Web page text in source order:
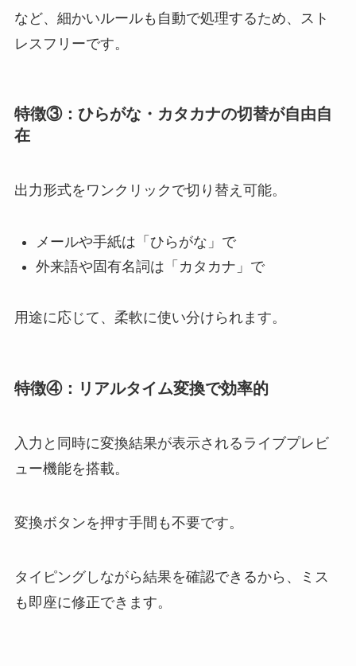
など、細かいルールも自動で処理するため、スト
レスフリーです。
特徴③：ひらがな・カタカナの切替が自由自
在
出力形式をワンクリックで切り替え可能。
メールや手紙は「ひらがな」で
外来語や固有名詞は「カタカナ」で
用途に応じて、柔軟に使い分けられます。
特徴④：リアルタイム変換で効率的
入力と同時に変換結果が表示されるライブプレビ
ュー機能を搭載。
変換ボタンを押す手間も不要です。
タイピングしながら結果を確認できるから、ミス
も即座に修正できます。